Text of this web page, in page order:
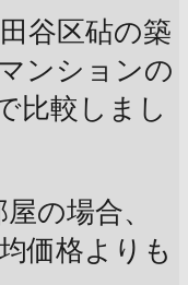
谷区砧の築
ンションの
比較しまし
の場合、
価格よりも